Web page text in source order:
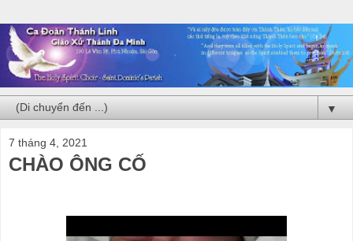
▼
7 tháng 4, 2021
CHÀO ÔNG CỐ